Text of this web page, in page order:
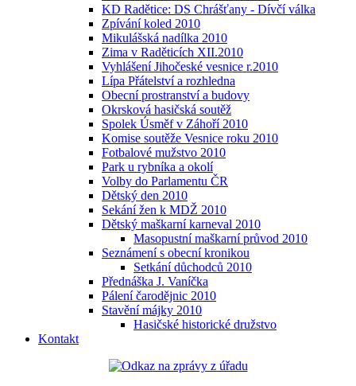
KD Radětice: DS Chrášťany - Dívčí válka
Zpívání koled 2010
Mikulášská nadílka 2010
Zima v Raděticích XII.2010
Vyhlášení Jihočeské vesnice r.2010
Lípa Přátelství a rozhledna
Obecní prostranství a budovy
Okrsková hasičská soutěž
Spolek Úsměf v Záhoří 2010
Komise soutěže Vesnice roku 2010
Fotbalové mužstvo 2010
Park u rybníka a okolí
Volby do Parlamentu ČR
Dětský den 2010
Sekání žen k MDŽ 2010
Dětský maškarní karneval 2010
Masopustní maškarní průvod 2010
Seznámení s obecní kronikou
Setkání důchodců 2010
Přednáška J. Vaníčka
Pálení čarodějnic 2010
Stavění májky 2010
Hasičské historické družstvo
Kontakt